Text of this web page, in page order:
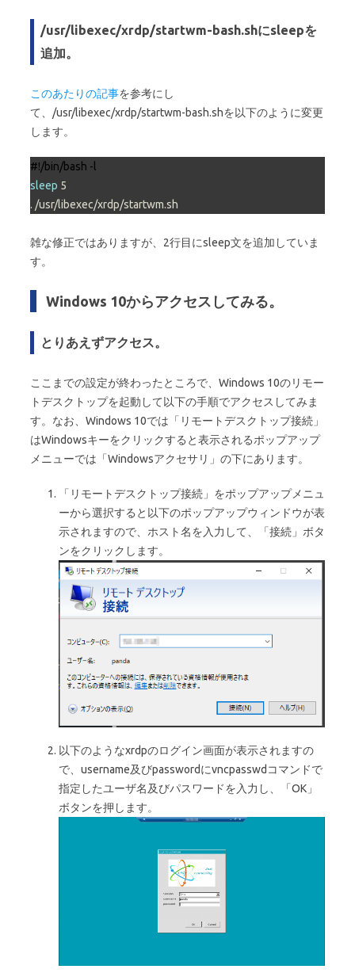
/usr/libexec/xrdp/startwm-bash.shにsleepを
追加。
このあたりの記事を参考にし
て、/usr/libexec/xrdp/startwm-bash.shを以下のように変更
します。
#!/bin/bash -l
sleep 5
. /usr/libexec/xrdp/startwm.sh
雑な修正ではありますが、2行目にsleep文を追加していま
す。
Windows 10からアクセスしてみる。
とりあえずアクセス。
ここまでの設定が終わったところで、Windows 10のリモー
トデスクトップを起動して以下の手順でアクセスしてみま
す。なお、Windows 10では「リモートデスクトップ接続」
はWindowsキーをクリックすると表示されるポップアップ
メニューでは「Windowsアクセサリ」の下にあります。
「リモートデスクトップ接続」をポップアップメニュ
ーから選択すると以下のポップアップウィンドウが表
示されますので、ホスト名を入力して、「接続」ボタ
ンをクリックします。
以下のようなxrdpのログイン画面が表示されますの
で、username及びpasswordにvncpasswdコマンドで
指定したユーザ名及びパスワードを入力し、「OK」
ボタンを押します。